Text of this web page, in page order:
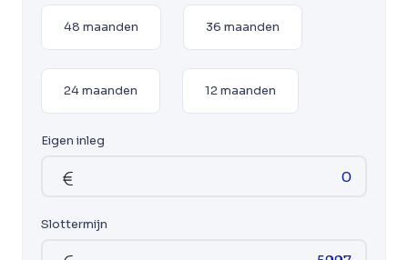
48 maanden 36 maanden
24 maanden 12 maanden
Eigen inleg
Slottermijn